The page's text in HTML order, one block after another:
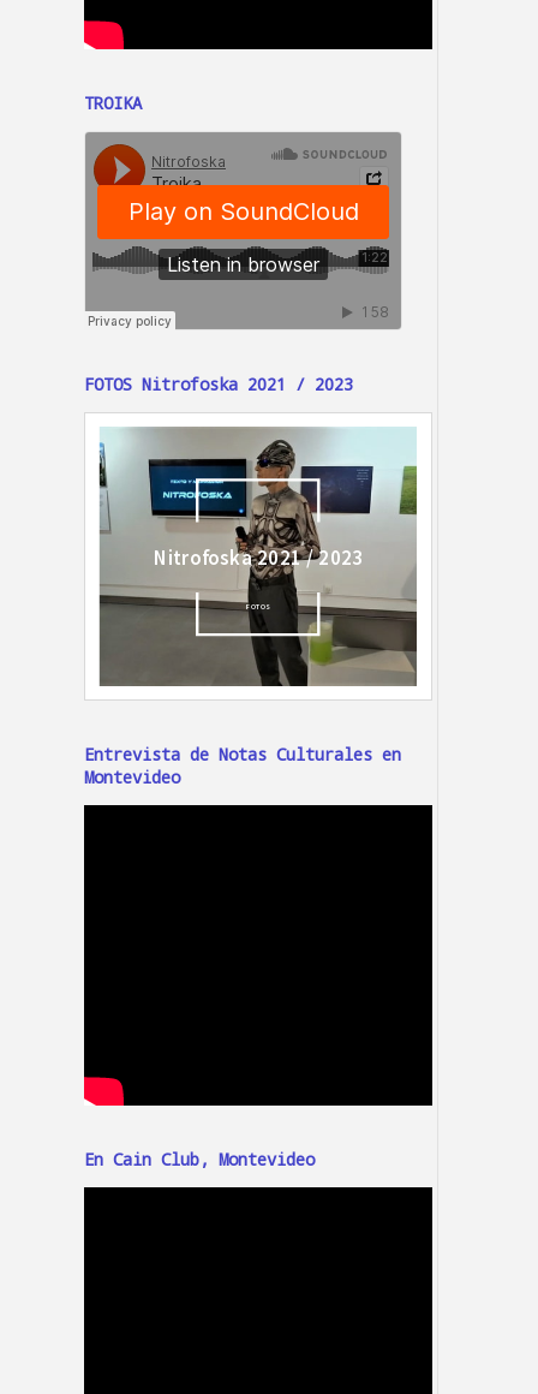
TROIKA
FOTOS Nitrofoska 2021 / 2023
Entrevista de Notas Culturales en
Montevideo
En Cain Club, Montevideo